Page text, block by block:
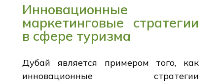
Инновационные
маркетинговые стратегии
в сфере туризма
Дубай является примером того, как
инновационные стратегии